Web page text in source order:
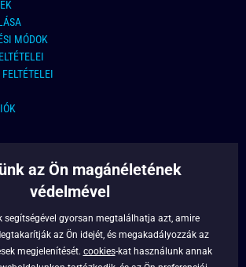
MÓDOK
az Ön magánéletének
védelmével
segítségével gyorsan megtalálhatja azt, amire
az Ön idejét, és megakadályozzák az
megjelenítését. cookies-kat használunk annak